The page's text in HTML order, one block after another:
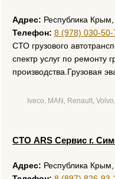
Адрес: Республика
Телефон: 8 (978) 030-50-
СТО грузового
спектр услуг по ремонту
производства.Грузовая
Iveco, MAN, Renault,
СТО ARS Cервис г.
Адрес: Республика